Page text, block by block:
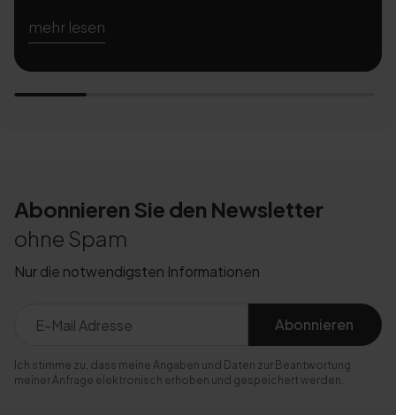
mehr lesen
Abonnieren Sie den Newsletter
ohne Spam
Nur die notwendigsten Informationen
Abonnieren
Ich stimme zu, dass meine Angaben und Daten zur Beantwortung
meiner Anfrage elektronisch erhoben und gespeichert werden.